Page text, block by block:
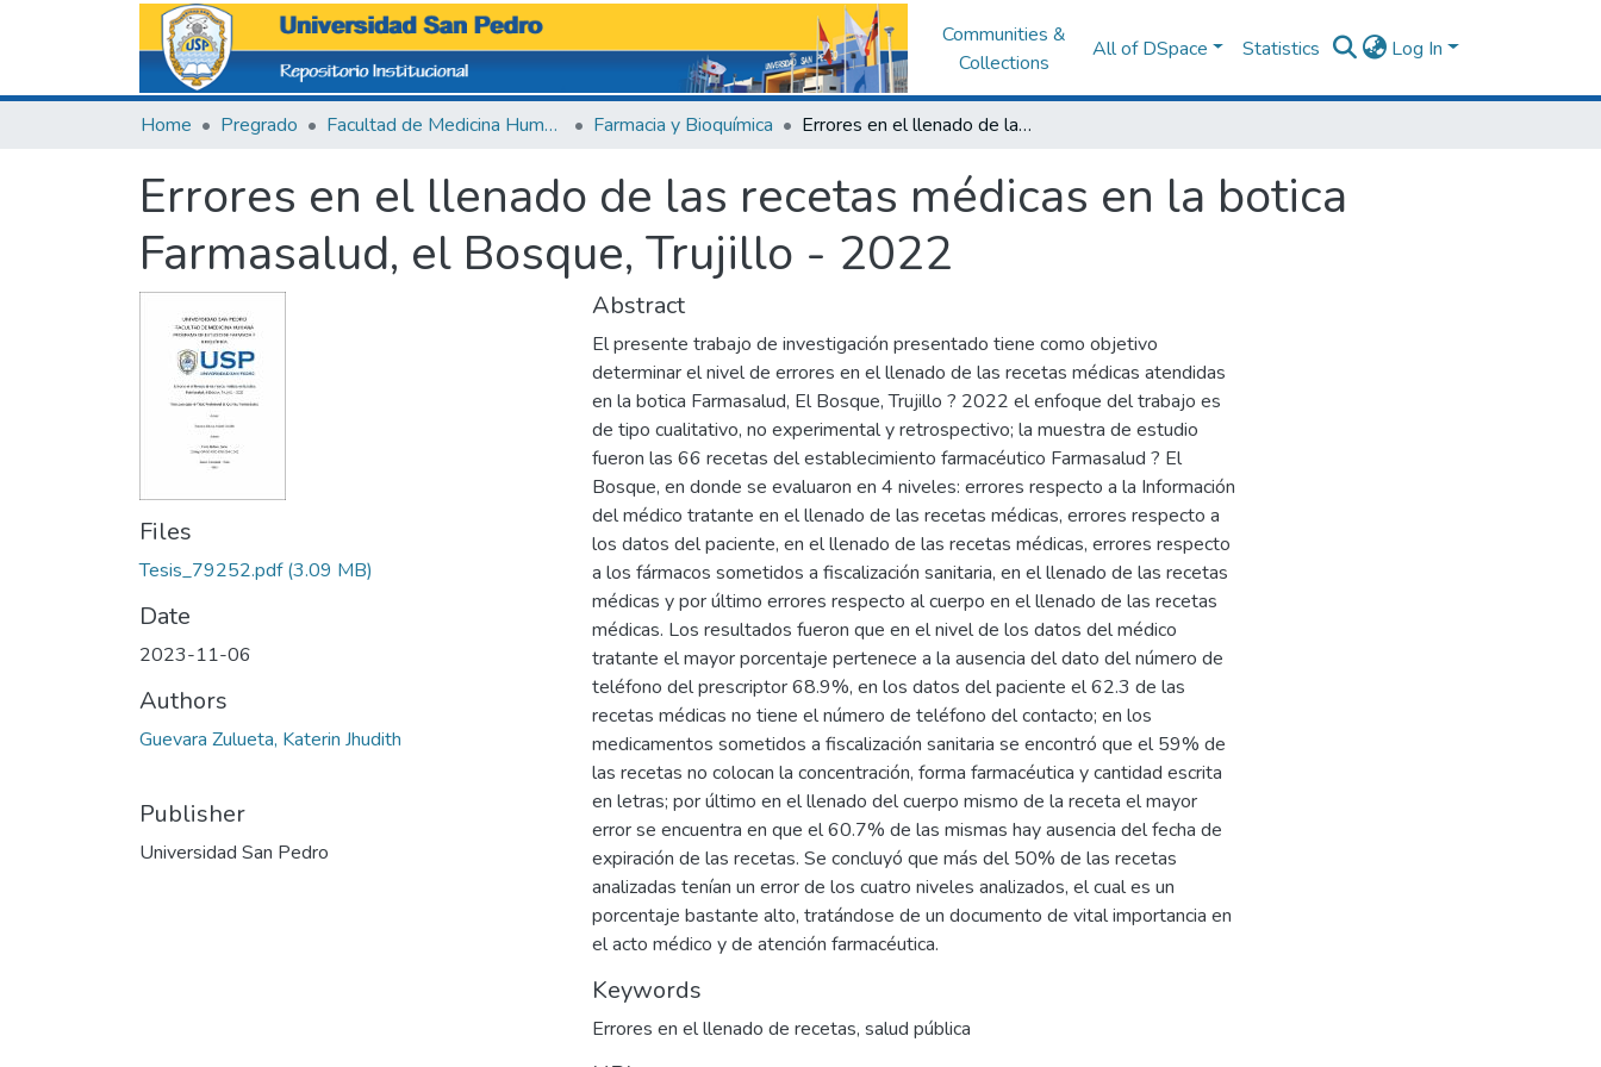
Communities &
Collections
All of DSpace Statistics Log In
Home Pregrado Facultad de Medicina Humana Farmacia y Bioquímica Errores en el llenado de las recetas médicas en la botica Farmasalud, el Bosque, Trujillo - 2022
Errores en el llenado de las recetas médicas en la botica
Farmasalud, el Bosque, Trujillo - 2022
Files
Tesis_79252.pdf(3.09 MB)
Date
2023-11-06
Authors
Guevara Zulueta, Katerin Jhudith
Publisher
Universidad San Pedro
Abstract
El presente trabajo de investigación presentado tiene como objetivo
determinar el nivel de errores en el llenado de las recetas médicas atendidas
en la botica Farmasalud, El Bosque, Trujillo ? 2022 el enfoque del trabajo es
de tipo cualitativo, no experimental y retrospectivo; la muestra de estudio
fueron las 66 recetas del establecimiento farmacéutico Farmasalud ? El
Bosque, en donde se evaluaron en 4 niveles: errores respecto a la Información
del médico tratante en el llenado de las recetas médicas, errores respecto a
los datos del paciente, en el llenado de las recetas médicas, errores respecto
a los fármacos sometidos a fiscalización sanitaria, en el llenado de las recetas
médicas y por último errores respecto al cuerpo en el llenado de las recetas
médicas. Los resultados fueron que en el nivel de los datos del médico
tratante el mayor porcentaje pertenece a la ausencia del dato del número de
teléfono del prescriptor 68.9%, en los datos del paciente el 62.3 de las
recetas médicas no tiene el número de teléfono del contacto; en los
medicamentos sometidos a fiscalización sanitaria se encontró que el 59% de
las recetas no colocan la concentración, forma farmacéutica y cantidad escrita
en letras; por último en el llenado del cuerpo mismo de la receta el mayor
error se encuentra en que el 60.7% de las mismas hay ausencia del fecha de
expiración de las recetas. Se concluyó que más del 50% de las recetas
analizadas tenían un error de los cuatro niveles analizados, el cual es un
porcentaje bastante alto, tratándose de un documento de vital importancia en
el acto médico y de atención farmacéutica.
Keywords
Errores en el llenado de recetas, salud pública